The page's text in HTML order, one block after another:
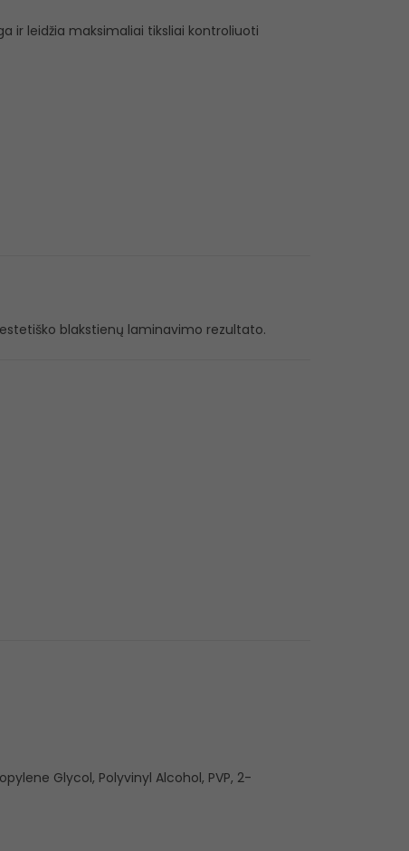
ir leidžia maksimaliai tiksliai kontroliuoti
blakstienų laminavimo rezultato.
Glycol, Polyvinyl Alcohol, PVP, 2-